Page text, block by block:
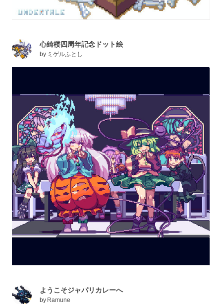
心綺楼四周年記念ドット絵
by ミゲルふとし
ようこそジャパリカレーへ
by Ramune